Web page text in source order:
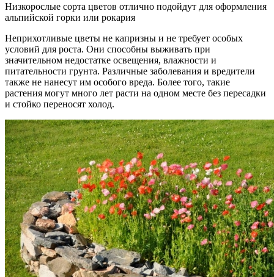
Низкорослые сорта цветов отлично подойдут для оформления
альпийской горки или рокария
Неприхотливые цветы не капризны и не требует особых
условий для роста. Они способны выживать при
значительном недостатке освещения, влажности и
питательности грунта. Различные заболевания и вредители
также не нанесут им особого вреда. Более того, такие
растения могут много лет расти на одном месте без пересадки
и стойко переносят холод.